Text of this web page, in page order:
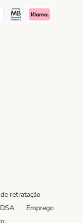
Method
Payment Method
Multibanco Payment
Klarna Payment
retratação
DSA
Emprego